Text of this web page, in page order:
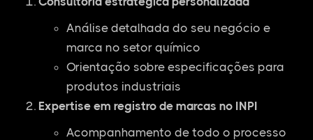
Análise detalhada do seu negócio e
marca no setor químico
Orientação sobre especificações para
produtos industriais
Expertise em registro de marcas no INPI
Acompanhamento de todo o processo